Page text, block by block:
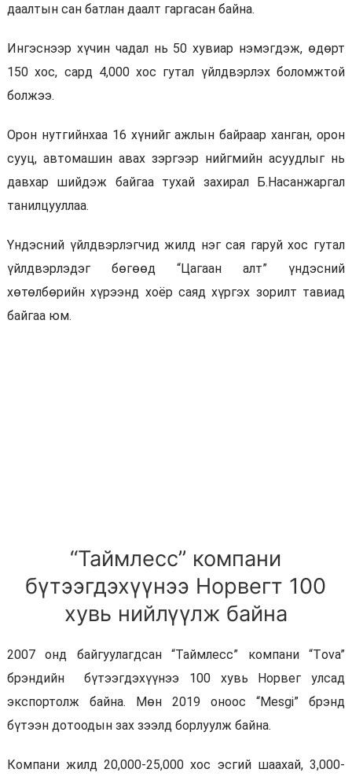
даалтын сан батлан даалт гаргасан байна.
Ингэснээр хүчин чадал нь 50 хувиар нэмэгдэж, өдөрт
150 хос, сард 4,000 хос гутал үйлдвэрлэх боломжтой
болжээ.
Орон нутгийнхаа 16 хүнийг ажлын байраар ханган, орон
сууц, автомашин авах зэргээр нийгмийн асуудлыг нь
давхар шийдэж байгаа тухай захирал Б.Насанжаргал
танилцууллаа.
Үндэсний үйлдвэрлэгчид жилд нэг сая гаруй хос гутал
үйлдвэрлэдэг бөгөөд “Цагаан алт” үндэсний
хөтөлбөрийн хүрээнд хоёр саяд хүргэх зорилт тавиад
байгаа юм.
“Таймлесс” компани
бүтээгдэхүүнээ Норвегт 100
хувь нийлүүлж байна
2007 онд байгуулагдсан “Таймлесс” компани “Тova”
брэндийн бүтээгдэхүүнээ 100 хувь Норвег улсад
экспортолж байна. Мөн 2019 оноос “Mesgi” брэнд
бүтээн дотоодын зах зээлд борлуулж байна.
Компани жилд 20,000-25,000 хос эсгий шаахай, 3,000-